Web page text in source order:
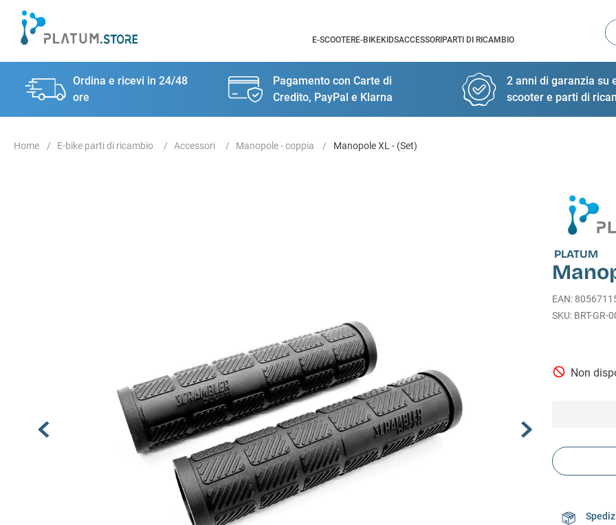
E-SCOOTERE-BIKEKIDSACCESSORI PARTI DI RICAMBIO
Ordina e ricevi in 24/48
ore
Pagamento con Carte di
Credito, PayPal e Klarna
2 anni di garanzia su
scooter e parti di
E-bike parti di ricambio Accessori Manopole - coppia Manopole XL - (Set)
PLATUM
EAN:
BRT-GR-
Non